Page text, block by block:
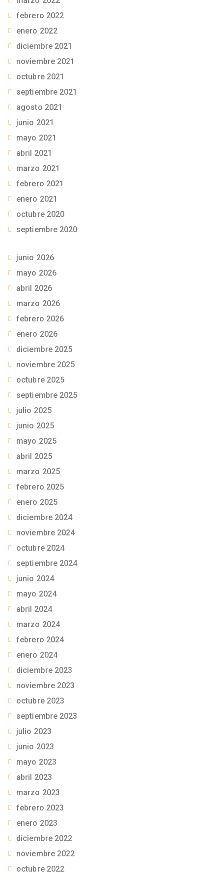
febrero 2022
enero 2022
diciembre 2021
noviembre 2021
octubre 2021
septiembre 2021
agosto 2021
junio 2021
mayo 2021
abril 2021
marzo 2021
febrero 2021
enero 2021
octubre 2020
septiembre 2020
junio 2026
mayo 2026
abril 2026
marzo 2026
febrero 2026
enero 2026
diciembre 2025
noviembre 2025
octubre 2025
septiembre 2025
julio 2025
junio 2025
mayo 2025
abril 2025
marzo 2025
febrero 2025
enero 2025
diciembre 2024
noviembre 2024
octubre 2024
septiembre 2024
junio 2024
mayo 2024
abril 2024
marzo 2024
febrero 2024
enero 2024
diciembre 2023
noviembre 2023
octubre 2023
septiembre 2023
julio 2023
junio 2023
mayo 2023
abril 2023
marzo 2023
febrero 2023
enero 2023
diciembre 2022
noviembre 2022
octubre 2022